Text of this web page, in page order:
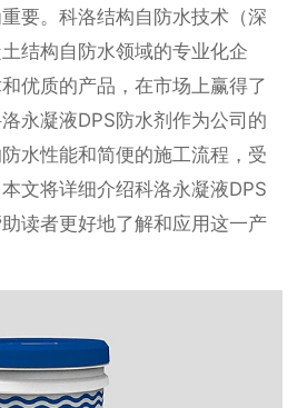
要。科洛结构自防水技术（深
结构自防水领域的专业化企
优质的产品，在市场上赢得了
永凝液DPS防水剂作为公司的
水性能和简便的施工流程，受
文将详细介绍科洛永凝液DPS
读者更好地了解和应用这一产